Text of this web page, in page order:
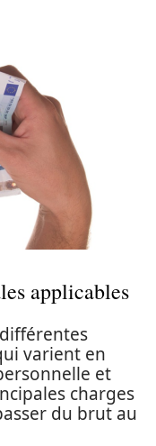
applicables
varient en
et
charges
du brut au